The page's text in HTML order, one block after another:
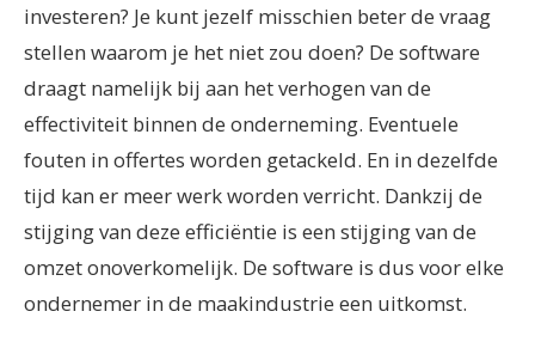
investeren? Je kunt jezelf misschien beter de vraag
stellen waarom je het niet zou doen? De software
draagt namelijk bij aan het verhogen van de
effectiviteit binnen de onderneming. Eventuele
fouten in offertes worden getackeld. En in dezelfde
tijd kan er meer werk worden verricht. Dankzij de
stijging van deze efficiëntie is een stijging van de
omzet onoverkomelijk. De software is dus voor elke
ondernemer in de maakindustrie een uitkomst.